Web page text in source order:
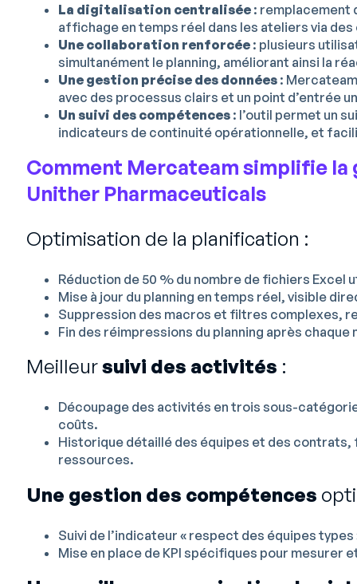
La digitalisation centralisée: remplacement
affichage en temps réel dans les ateliers via
Une collaboration renforcée: plusieurs
simultanément le planning, améliorant ainsi la
Une gestion précise des données:
avec des processus clairs et un point d’entrée
Un suivi des compétences: l’outil permet un
indicateurs de continuité opérationnelle, et
Comment Mercateam simplifie la
Unither Pharmaceuticals
Optimisation de la planification :
Réduction de 50 % du nombre de fichiers Excel
Mise à jour du planning en temps réel, visible
Suppression des macros et filtres complexes,
Fin des réimpressions du planning après
Meilleursuivi des activités :
Découpage des activités en trois sous-
coûts.
Historique détaillé des équipes et des
ressources.
Une gestion des compétences
Suivi de l’indicateur « respect des équipes
Mise en place de KPI spécifiques pour mesurer